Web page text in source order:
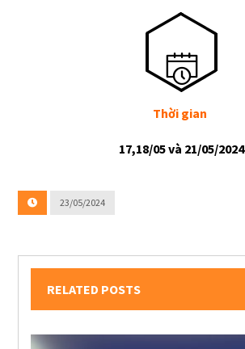
Thời gian
17,18/05 và 21/05/2024
23/05/2024
RELATED POSTS